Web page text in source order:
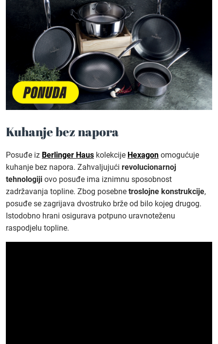
Kuhanje bez napora
Posuđe iz Berlinger Haus kolekcije Hexagon omogućuje
kuhanje bez napora. Zahvaljujući revolucionarnoj
tehnologiji ovo posuđe ima iznimnu sposobnost
zadržavanja topline. Zbog posebne troslojne konstrukcije,
posuđe se zagrijava dvostruko brže od bilo kojeg drugog.
Istodobno hrani osigurava potpuno uravnoteženu
raspodjelu topline.